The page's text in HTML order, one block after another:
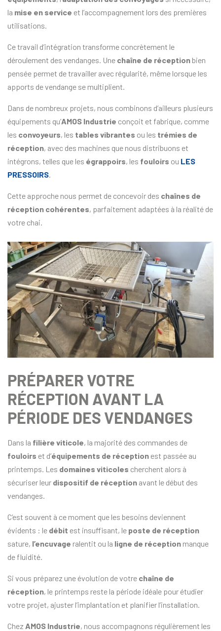
la mise en service et l’accompagnement lors des premières
utilisations.
Ce travail d’intégration transforme concrètement le
déroulement des vendanges. Une chaîne de réception bien
pensée permet de travailler avec régularité, même lorsque les
apports de vendange se multiplient.
Dans de nombreux projets, nous combinons d’ailleurs plusieurs
équipements qu’AMOS Industrie conçoit et fabrique, comme
les convoyeurs, les tables vibrantes ou les trémies de
réception, avec des machines que nous distribuons et
intégrons, telles que les égrappoirs, les fouloirs ou LES
PRESSOIRS
Cette approche nous permet de concevoir des chaînes de
réception cohérentes, parfaitement adaptées à la réalité de
votre chai.
PRÉPARER VOTRE
RÉCEPTION AVANT LA
PÉRIODE DES VENDANGES
Dans la filière viticole, la majorité des commandes de
fouloirs et d’équipements de réception est passée au
printemps. Les domaines viticoles cherchent alors à
sécuriser leur dispositif de réception avant le début des
vendanges.
C’est souvent à ce moment que les besoins deviennent
évidents : le débit est insuffisant, le poste de réception
sature, l’encuvage ralentit ou la ligne de réception manque
de fluidité.
Si vous préparez une évolution de votre chaîne de
réception, le printemps reste la période idéale pour étudier
votre projet, ajuster l’implantation et planifier l’installation.
Chez AMOS Industrie, nous accompagnons régulièrement les